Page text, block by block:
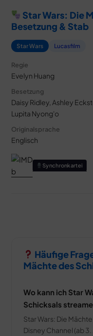
Star Wars: Die
Besetzung & Stab
Star Wars Lucasfilm
Regie
Evelyn Huang
Besetzung
Daisy Ridley, Ashley
Lupita Nyong'o
Originalsprache
Englisch
Synchronkartei
Häufige
Mächte des
Wo kann ich Star
Schicksals
Star Wars: Die
Disney Channel (ab 3.